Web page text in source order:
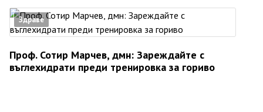
Здраве
Проф. Сотир Марчев, дмн: Зареждайте с
въглехидрати преди тренировка за гориво